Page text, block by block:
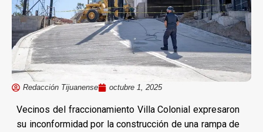
Redacción Tijuanense octubre 1, 2025
Vecinos del fraccionamiento Villa Colonial expresaron
su inconformidad por la construcción de una rampa de